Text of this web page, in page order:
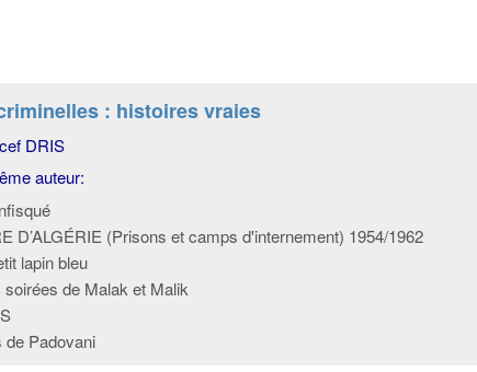
: histoires vraies
DRIS
auteur:
D’ALGÉRIE (Prisons et camps d'internement) 1954/1962
lapin bleu
soirées de Malak et Malik
de Padovani